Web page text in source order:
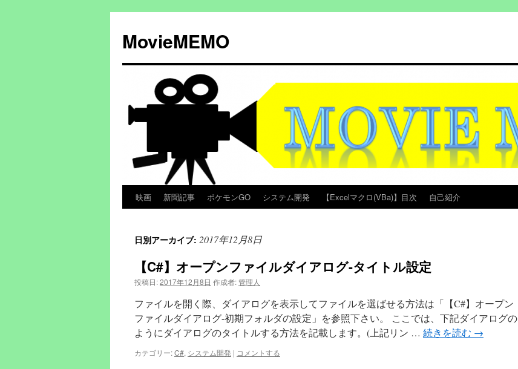
テ
ン
ッ
MovieMEMO
映画 新聞記事 ポケモンGO システム開発 【Excelマクロ(VBa)】目次 自己紹介
日別アーカイブ: 2017年12月8日
【C#】オープンファイルダイアログ-タイトル設定
投稿日:2017年12月8日 作成者:管理人
ファイルを開く際、ダイアログを表示してファイルを選ばせる方法は「【C#】オープン
ファイルダイアログ-初期フォルダの設定」を参照下さい。 ここでは、下記ダイアログの
ようにダイアログのタイトルする方法を記載します。(上記リン … 続きを読む →
カテゴリー:C#, システム開発 | コメントする